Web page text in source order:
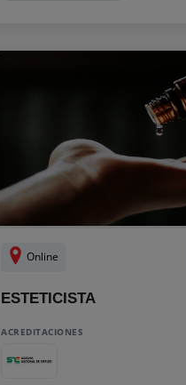
Online
ESTETICISTA
ACREDITACIONES